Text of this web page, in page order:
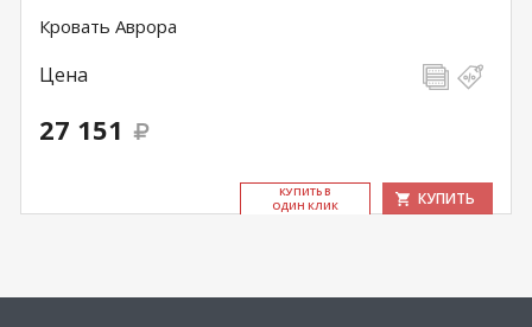
Кровать Аврора
Цена
27 151
КУ­ПИТЬ В
ОДИН КЛИК
КУПИТЬ